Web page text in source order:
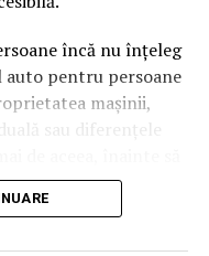
reușit atrage
îl menționează într-un
un articol, un
Fiecare astfel de
în SEO.
încă nu înțeleg
auto pentru persoane
mașinii,
sau diferențele
să înțelegi clar
și să știi la ce să fii